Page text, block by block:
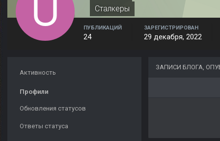
Сталкеры
ПУБЛИКАЦИЙ
24
ЗАРЕГИСТРИРОВАН
29 декабря, 2022
Активность
Профили
Обновления статусов
Ответы статуса
ЗАПИСИ БЛОГА,